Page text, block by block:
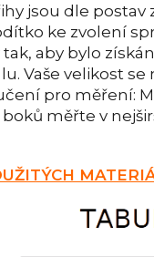
jsou dle
ke zvolení
aby bylo
Vaše velikost se
pro měření:
měřte v